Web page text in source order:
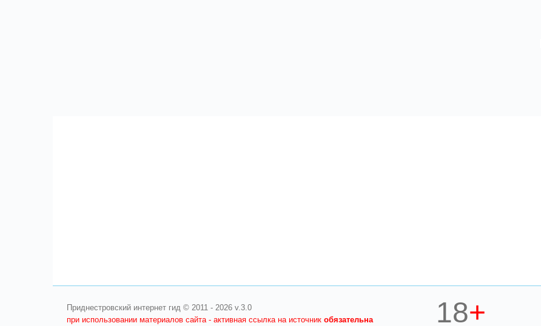
Приднестровский интернет гид © 2011 - 2026 v.3.0
при использовании материалов сайта - активная ссылка на источникобязательна 18+